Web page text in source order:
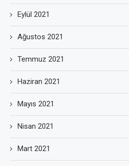
Eylül 2021
Ağustos 2021
Temmuz 2021
Haziran 2021
Mayıs 2021
Nisan 2021
Mart 2021